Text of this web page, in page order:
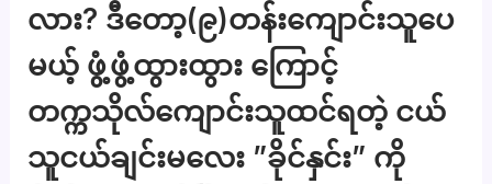
လား? ဒီတော့(၉)တန်းကျောင်းသူပေ
မယ့် ဖွံ့ဖွံ့ထွားထွား ကြောင့်
တက္ကသိုလ်ကျောင်းသူထင်ရတဲ့ ငယ်
သူငယ်ချင်းမလေး ”ခိုင်နှင်း” ကို